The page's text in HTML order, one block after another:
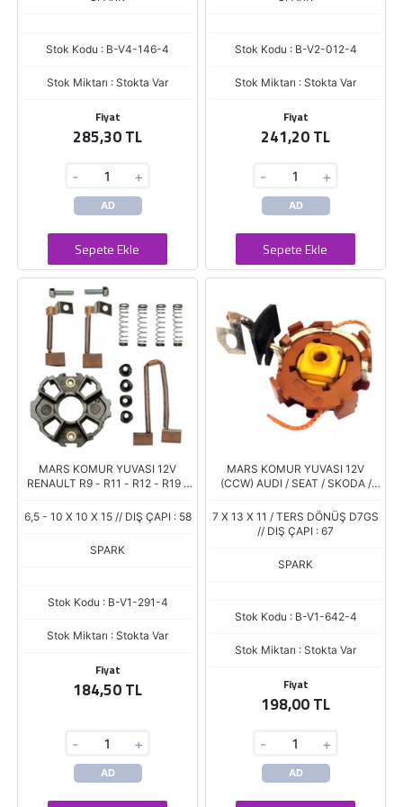
Stok Kodu : B-V4-146-4
Stok Miktarı : Stokta Var
Fiyat
285,30 TL
- +
AD
Sepete Ekle
Stok Kodu : B-V2-012-4
Stok Miktarı : Stokta Var
Fiyat
241,20 TL
- +
AD
Sepete Ekle
MARS KOMUR YUVASI 12V
RENAULT R9 - R11 - R12 - R19 -
15)
6,5 - 10 X 10 X 15 // DIŞ ÇAPI : 58
SPARK
Stok Kodu : B-V1-291-4
Stok Miktarı : Stokta Var
Fiyat
184,50 TL
- +
AD
MARS KOMUR YUVASI 12V
(CCW) AUDI / SEAT / SKODA /
X 13 X 11.5)
7 X 13 X 11 / TERS DÖNÜŞ D7GS
// DIŞ ÇAPI : 67
SPARK
Stok Kodu : B-V1-642-4
Stok Miktarı : Stokta Var
Fiyat
198,00 TL
- +
AD